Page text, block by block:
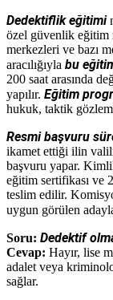
Dedektiflik eğitimi
özel güvenlik eğitim
merkezleri ve bazı
aracılığıyla bu
200 saat arasında
yapılır. Eğitim
hukuk, taktik
Resmi başvuru
ikamet ettiği ilin
başvuru yapar.
eğitim sertifikası ve
teslim edilir.
uygun görülen
Soru: Dedektif
Cevap: Hayır, lise
adalet veya
sağlar.